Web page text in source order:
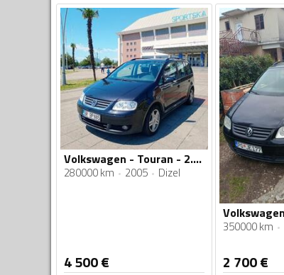
Volkswagen - Touran - 2.0TDI
280000 km 2005 Dizel
4 500€
350000 km
2 700€